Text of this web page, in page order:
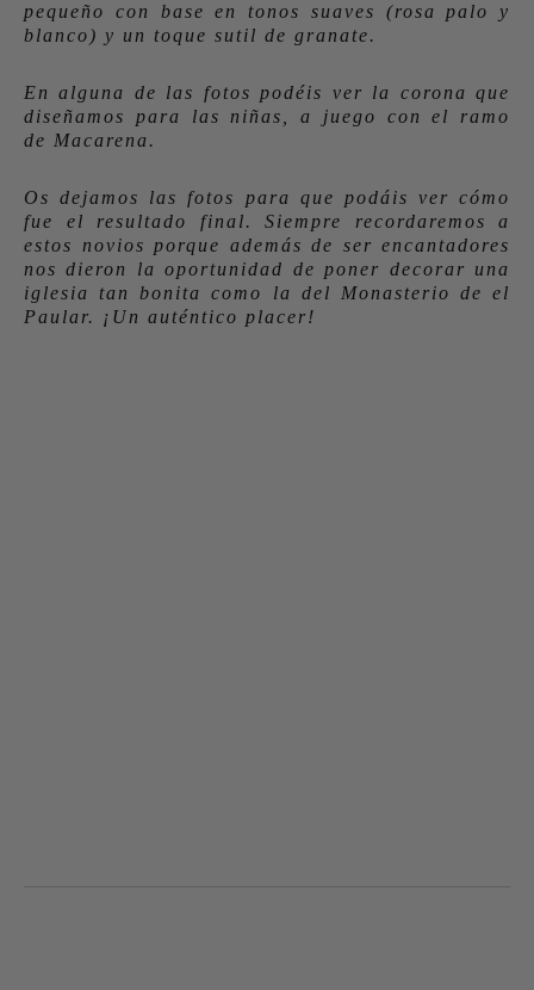
pequeño con base en tonos suaves (rosa palo y
blanco) y un toque sutil de granate.
En alguna de las fotos podéis ver la corona que
diseñamos para las niñas, a juego con el ramo
de Macarena.
Os dejamos las fotos para que podáis ver cómo
fue el resultado final. Siempre recordaremos a
estos novios porque además de ser encantadores
nos dieron la oportunidad de poner decorar una
iglesia tan bonita como la del Monasterio de el
Paular. ¡Un auténtico placer!